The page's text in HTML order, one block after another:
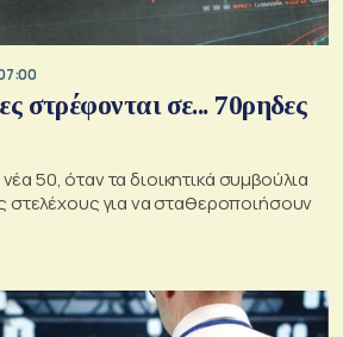
στρέφονται σε... 70ρηδες
50, όταν τα διοικητικά συμβούλια
στελέχους για να σταθεροποιήσουν